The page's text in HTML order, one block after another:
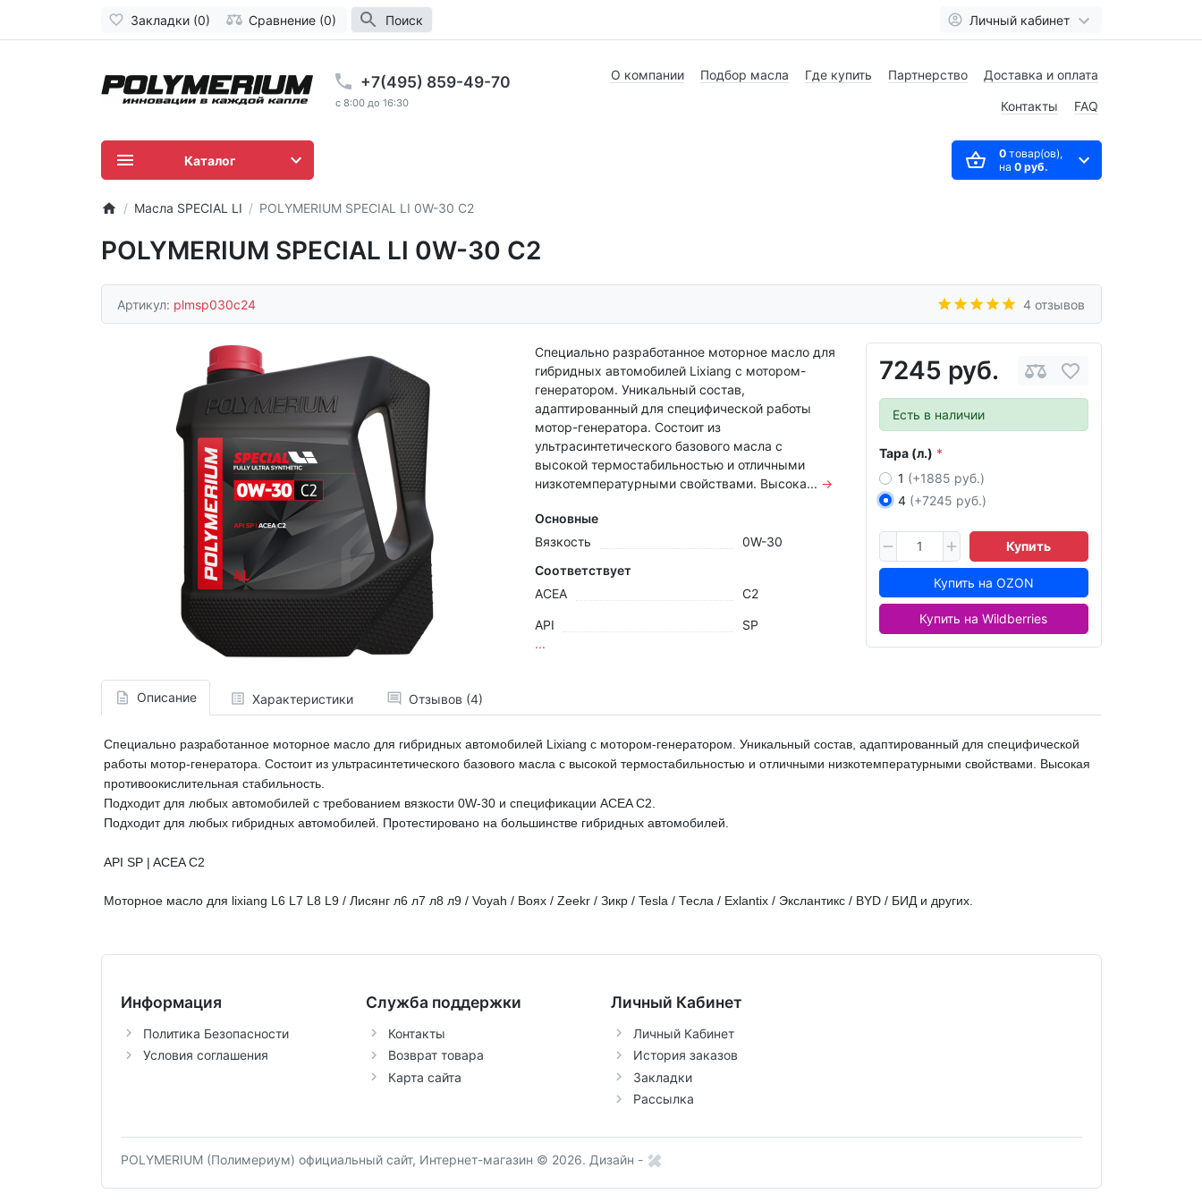
Закладки (0) Сравнение (0) Поиск Личный кабинет
+7(495) 859-49-70
c 8:00 до 16:30
О компании Подбор масла Где купить Партнерство Доставка и оплата
Контакты FAQ
0товар(ов),
на 0 руб.
Каталог
Масла SPECIAL LI POLYMERIUM SPECIAL LI 0W-30 C2
POLYMERIUM SPECIAL LI 0W-30 C2
Артикул: plmsp030c24 4 отзывов
7245 руб.
Есть в наличии
Тара (л.)
1 (+1885 руб.)
4 (+7245 руб.)
Купить
Купить на OZON
Купить на Wildberries
Специально разработанное моторное масло для
гибридных автомобилей Lixiang с мотором-
генератором. Уникальный состав,
адаптированный для специфической работы
мотор-генератора. Состоит из
ультрасинтетического базового масла с
высокой термостабильностью и отличными
низкотемпературными свойствами. Высока... →
Основные
Вязкость
0W-30
Соответствует
ACEA
C2
API
SP
...
Описание Характеристики Отзывов (4)
Специально разработанное моторное масло для гибридных автомобилей Lixiang с мотором-генератором. Уникальный состав, адаптированный для специфической
работы мотор-генератора. Состоит из ультрасинтетического базового масла с высокой термостабильностью и отличными низкотемпературными свойствами. Высокая
противоокислительная стабильность.
Подходит для любых автомобилей с требованием вязкости 0W-30 и спецификации ACEA C2.
Подходит для любых гибридных автомобилей. Протестировано на большинстве гибридных автомобилей.
API SP | ACEA C2
Моторное масло для lixiang L6 L7 L8 L9 / Лисянг л6 л7 л8 л9 / Voyah / Воях / Zeekr / Зикр / Tesla / Тесла / Exlantix / Экслантикс / BYD / БИД и других.
Информация
Политика Безопасности
Условия соглашения
Служба поддержки
Контакты
Возврат товара
Карта сайта
Личный Кабинет
Личный Кабинет
История заказов
Закладки
Рассылка
POLYMERIUM (Полимериум) официальный сайт, Интернет-магазин © 2026. Дизайн -